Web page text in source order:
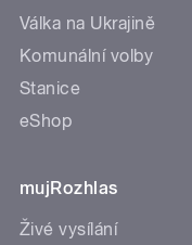
Válka na Ukrajině
Komunální volby
Stanice
eShop
mujRozhlas
Živé vysílání